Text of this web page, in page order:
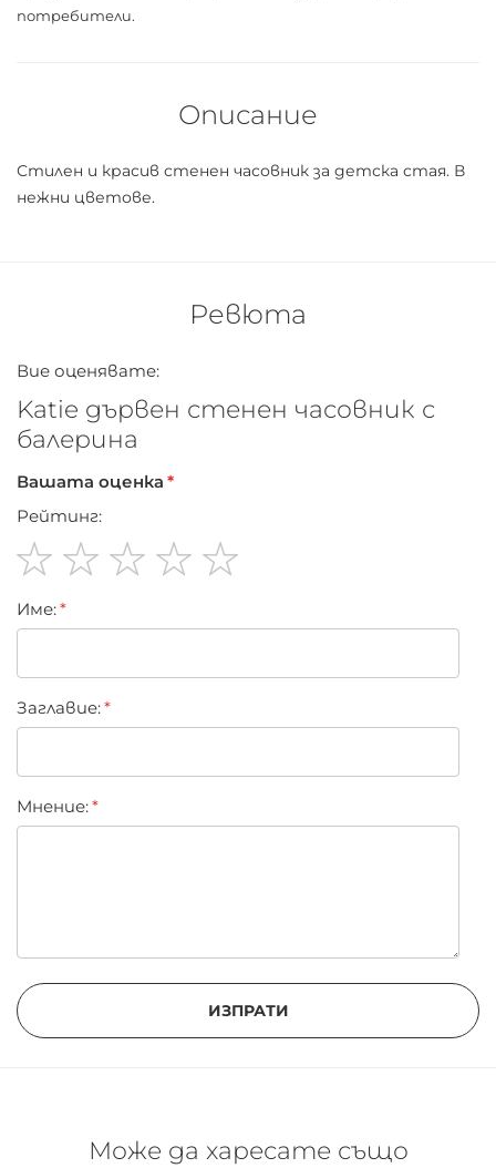
потребители.
Описание
Стилен и красив стенен часовник за детска стая. В
нежни цветове.
Ревюта
Вие оценявате:
Katie дървен стенен часовник с
балерина
Вашата оценка
Рейтинг:
star
stars
stars
stars
stars
Име:
Заглавиe:
Мнение:
ИЗПРАТИ
Може да харесате също